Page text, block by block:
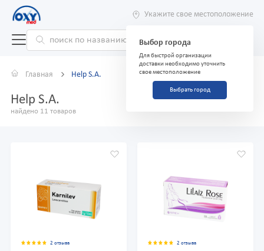
Укажите свое местоположение
Выбор города
Для быстрой организации
доставки необходимо уточнить
свое местоположение
Выбрать город
Главная Help S.A.
Help S.A.
найдено 11 товаров
2 отзыва 2 отзыва